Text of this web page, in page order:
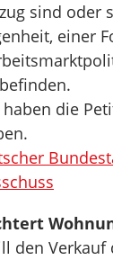
sind oder
einer
haben die
den Verkauf